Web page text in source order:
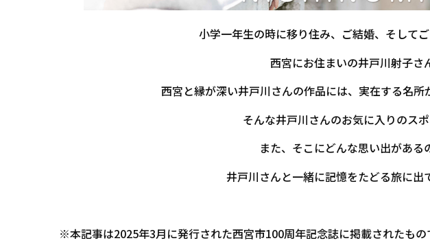
小学一年生の時に移り住み、ご結婚、そして
西宮にお住まいの井戸川射子さ
西宮と縁が深い井戸川さんの作品には、実在する名所
そんな井戸川さんのお気に入りのス
また、そこにどんな思い出がある
井戸川さんと一緒に記憶をたどる旅に出
※本記事は2025年3月に発行された西宮市100周年記念誌に掲載されたもの